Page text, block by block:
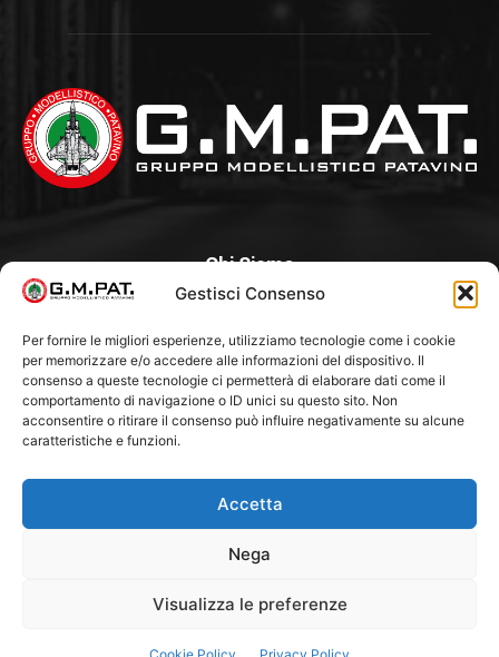
Gestisci Consenso
Per fornire le migliori esperienze, utilizziamo tecnologie come i cookie
per memorizzare e/o accedere alle informazioni del dispositivo. Il
consenso a queste tecnologie ci permetterà di elaborare dati come il
comportamento di navigazione o ID unici su questo sito. Non
acconsentire o ritirare il consenso può influire negativamente su alcune
caratteristiche e funzioni.
Accetta
Nega
Visualizza le preferenze
Chi Siamo
con l’intento di creare a Padova un punto di aggregazione e
di riferimento per l’hobby del modellismo statico. Tra i Soci
“fondatori” ci sono Franco Callegari e Gianni Besenzon.
Seguici Su